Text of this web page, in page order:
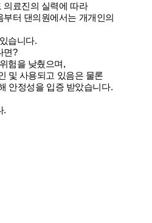
의료진의 실력에 따라
터 댄의원에서는 개개인의
습니다.
면?
험을 낮췄으며,
및 사용되고 있음은 물론
안정성을 입증 받았습니다.
.